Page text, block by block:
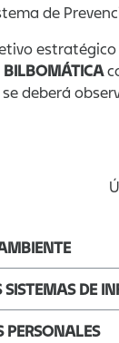
de
estratégico
BILBOMÁTICA
deberá
SISTEMAS DE
PERSONALES